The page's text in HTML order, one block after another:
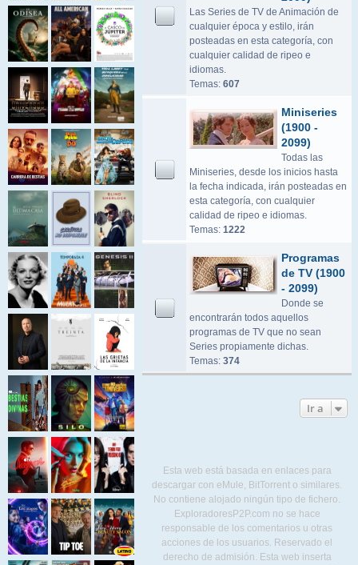
Las Series de TV de Animación de
cualquier época y estilo, irán
posteadas en esta categoría, con
cualquier calidad de ripeo e
idiomas.
Temas: 607
Miniseries
(1900 -
2099)
Todas las
Miniseries, desde los inicios hasta
la fecha indicada, irán posteadas en
esta categoría, con cualquier
calidad de ripeo e idiomas.
Temas: 1222
Programas
de TV (1900
- 2099)
Donde se
encontrarán todos aquellos
programas de TV que no sean
Series propiamente dichas.
Temas: 374
Ir a
Esta web está basada en enlaces para
descargar con eMule, BitTorrent o similares.
No contiene alojado ningún tipo de fichero.
ExploradoresP2P.com no se hace
responsable de los comentarios u otras
acciones de los usuarios. Reservado el
derecho de admisión. Esta web inserta